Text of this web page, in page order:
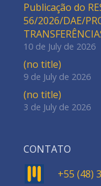
Publicação do
56/2026/DAE/
10 de July de 2026
(no title)
9 de July de 2026
(no title)
3 de July de 2026
CONTATO
+55 (48)